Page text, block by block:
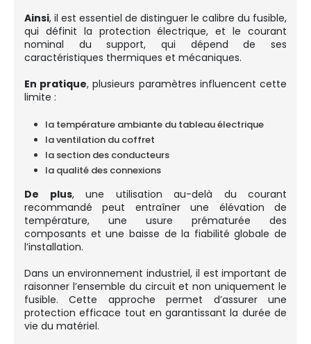
Ainsi, il est essentiel de distinguer le calibre du fusible,
qui définit la protection électrique, et le courant
nominal du support, qui dépend de ses
caractéristiques thermiques et mécaniques.
En pratique, plusieurs paramètres influencent cette
limite :
la température ambiante du tableau électrique
la ventilation du coffret
la section des conducteurs
la qualité des connexions
De plus, une utilisation au-delà du courant
recommandé peut entraîner une élévation de
température, une usure prématurée des
composants et une baisse de la fiabilité globale de
l’installation.
Dans un environnement industriel, il est important de
raisonner l’ensemble du circuit et non uniquement le
fusible. Cette approche permet d’assurer une
protection efficace tout en garantissant la durée de
vie du matériel.